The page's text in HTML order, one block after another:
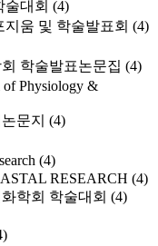
대회 (4)
움 및 학술발표회 (4)
학술발표논문집 (4)
of Physiology &
문지 (4)
(4)
RESEARCH (4)
학회 학술대회 (4)